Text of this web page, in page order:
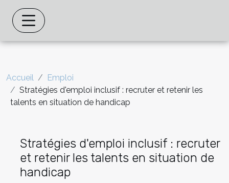
Accueil
Emploi
Stratégies d'emploi inclusif : recruter et retenir les
talents en situation de handicap
Stratégies d'emploi inclusif : recruter
et retenir les talents en situation de
handicap